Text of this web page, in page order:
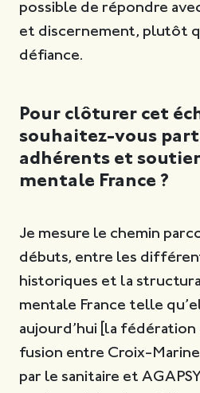
possible de répondre
et discernement, plutôt
défiance.
Pour clôturer cet
souhaitez-vous
adhérents et
mentale France ?
Je mesure le chemin
débuts, entre les
historiques et la
mentale France telle
aujourd’hui [la fédération
fusion entre Croix-
par le sanitaire et